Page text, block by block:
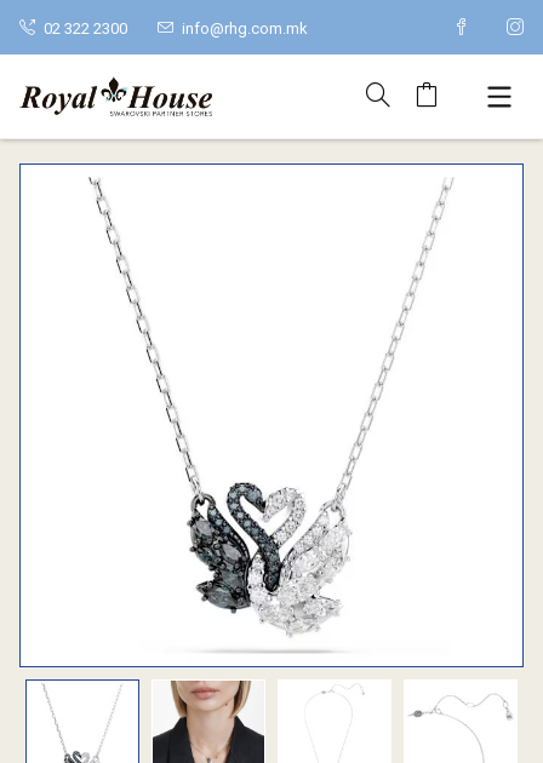
02 322 2300 info@rhg.com.mk